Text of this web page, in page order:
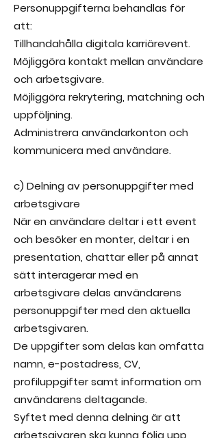
Personuppgifterna behandlas för
att:
Tillhandahålla digitala karriärevent.
Möjliggöra kontakt mellan användare
och arbetsgivare.
Möjliggöra rekrytering, matchning och
uppföljning.
Administrera användarkonton och
kommunicera med användare.
c) Delning av personuppgifter med
arbetsgivare
När en användare deltar i ett event
och besöker en monter, deltar i en
presentation, chattar eller på annat
sätt interagerar med en
arbetsgivare delas användarens
personuppgifter med den aktuella
arbetsgivaren.
De uppgifter som delas kan omfatta
namn, e-postadress, CV,
profiluppgifter samt information om
användarens deltagande.
Syftet med denna delning är att
arbetsgivaren ska kunna följa upp